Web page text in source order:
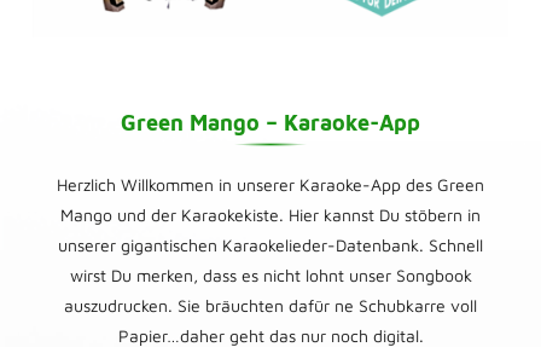
Green Mango – Karaoke-App
Herzlich Willkommen in unserer Karaoke-App des Green
Mango und der Karaokekiste. Hier kannst Du stöbern in
unserer gigantischen Karaokelieder-Datenbank. Schnell
wirst Du merken, dass es nicht lohnt unser Songbook
auszudrucken. Sie bräuchten dafür ne Schubkarre voll
Papier…daher geht das nur noch digital.